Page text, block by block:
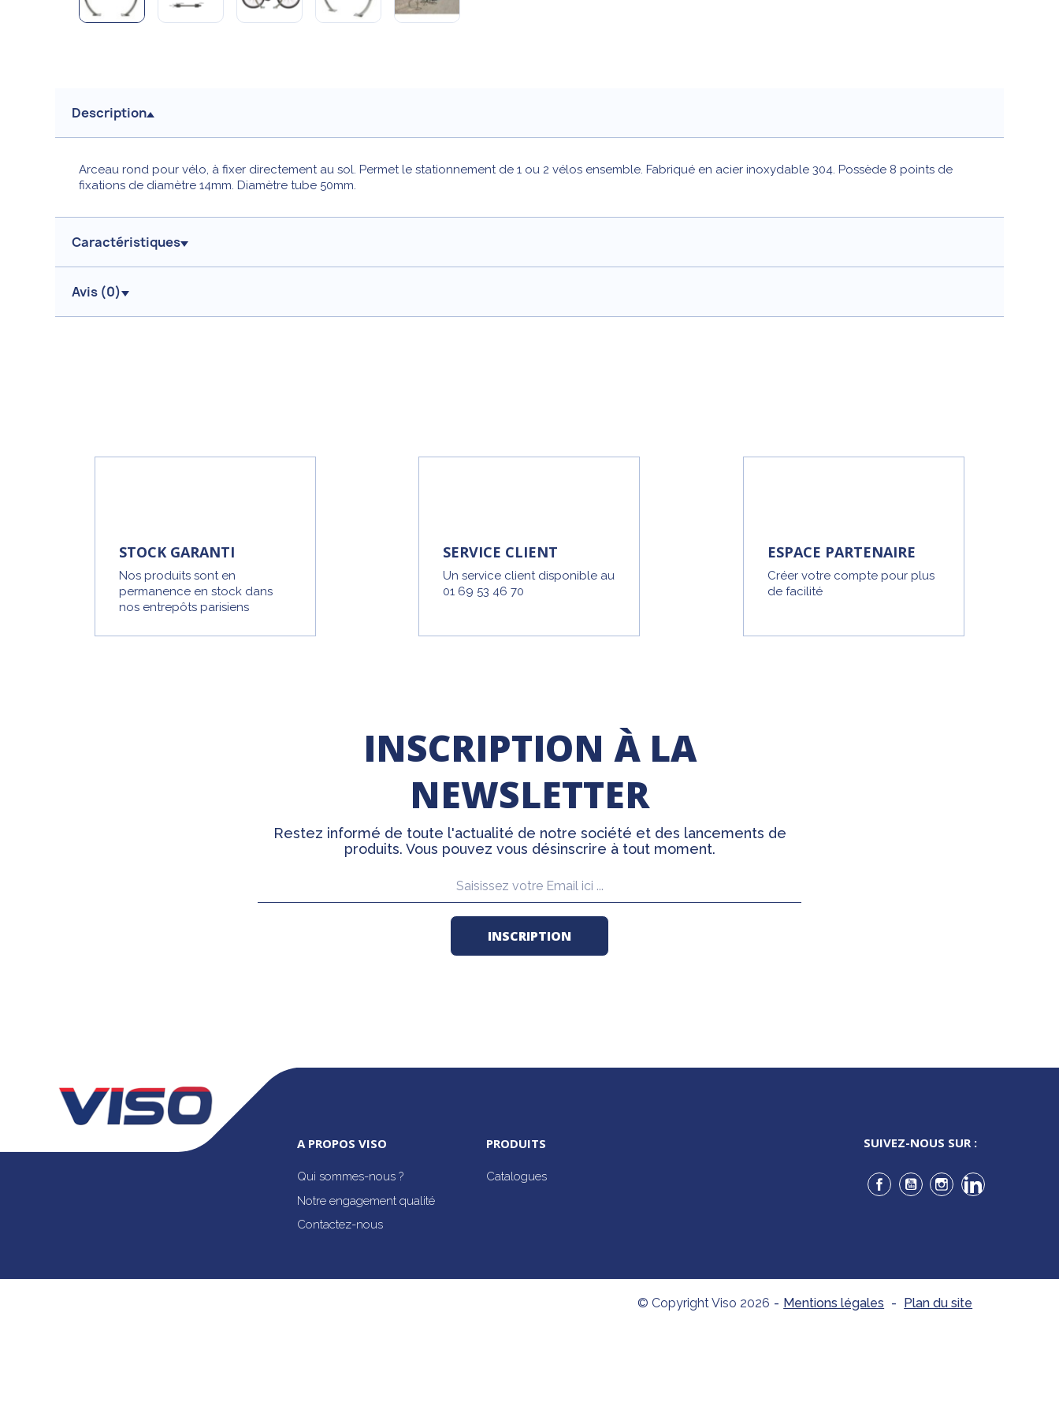
Description
Arceau rond pour vélo, à fixer directement au sol. Permet le stationnement de 1 ou 2 vélos ensemble. Fabriqué en acier inoxydable 304. Possède 8 points de
fixations de diamètre 14mm. Diamètre tube 50mm.
Caractéristiques
Avis (0)
STOCK GARANTI
Nos produits sont en
permanence en stock dans
nos entrepôts parisiens
SERVICE CLIENT
Un service client disponible au
01 69 53 46 70
ESPACE PARTENAIRE
Créer votre compte pour plus
de facilité
INSCRIPTION À LA
NEWSLETTER
Restez informé de toute l'actualité de notre société et des lancements de
produits. Vous pouvez vous désinscrire à tout moment.
A PROPOS VISO
Qui sommes-nous ?
Notre engagement qualité
Contactez-nous
PRODUITS
Catalogues
SUIVEZ-NOUS SUR :
Facebook
YouTubeInstagramLinkedIn
© Copyright Viso 2026 - Mentions légales - Plan du site